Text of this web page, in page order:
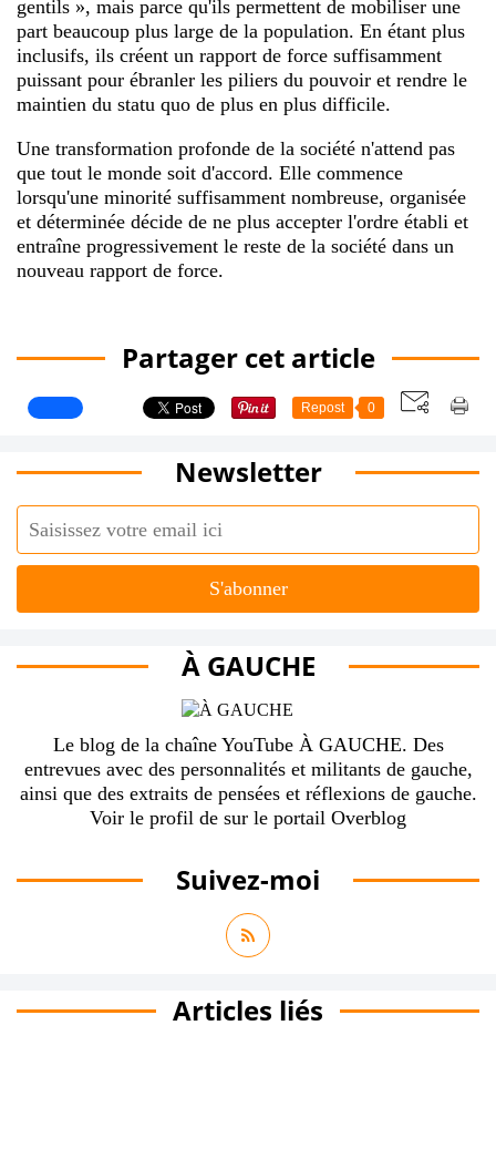
gentils », mais parce qu'ils permettent de mobiliser une
part beaucoup plus large de la population. En étant plus
inclusifs, ils créent un rapport de force suffisamment
puissant pour ébranler les piliers du pouvoir et rendre le
maintien du statu quo de plus en plus difficile.
Une transformation profonde de la société n'attend pas
que tout le monde soit d'accord. Elle commence
lorsqu'une minorité suffisamment nombreuse, organisée
et déterminée décide de ne plus accepter l'ordre établi et
entraîne progressivement le reste de la société dans un
nouveau rapport de force.
Partager cet article
Repost 0
Newsletter
À GAUCHE
Le blog de la chaîne YouTube À GAUCHE. Des
entrevues avec des personnalités et militants de gauche,
ainsi que des extraits de pensées et réflexions de gauche.
Voir le profil de sur le portail Overblog
Suivez-moi
Articles liés